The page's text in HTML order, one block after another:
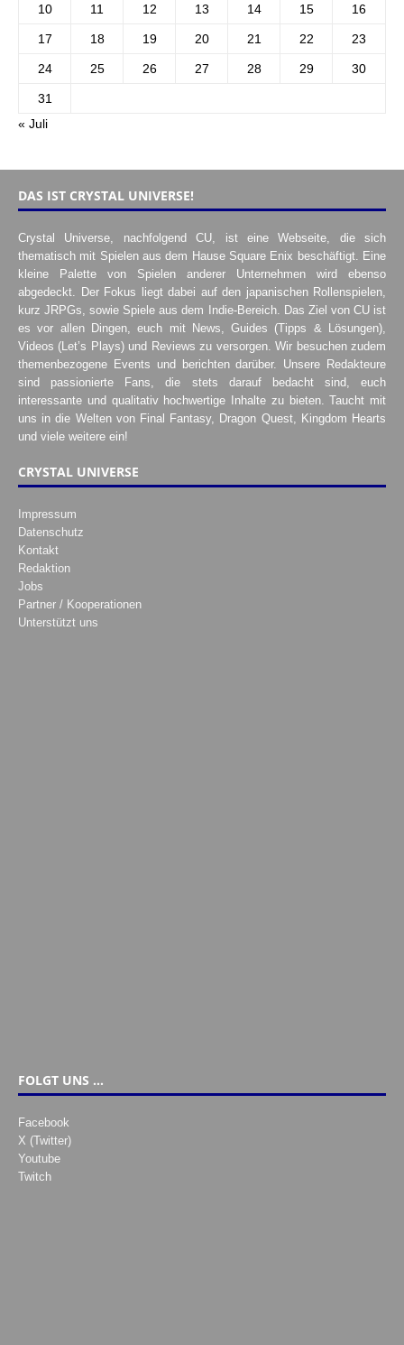
10 11 12 13 14 15 16
17 18 19 20 21 22 23
24 25 26 27 28 29 30
31
« Juli
DAS IST CRYSTAL UNIVERSE!
Crystal Universe, nachfolgend CU, ist eine Webseite, die sich
thematisch mit Spielen aus dem Hause Square Enix beschäftigt. Eine
kleine Palette von Spielen anderer Unternehmen wird ebenso
abgedeckt. Der Fokus liegt dabei auf den japanischen Rollenspielen,
kurz JRPGs, sowie Spiele aus dem Indie-Bereich. Das Ziel von CU ist
es vor allen Dingen, euch mit News, Guides (Tipps & Lösungen),
Videos (Let’s Plays) und Reviews zu versorgen. Wir besuchen zudem
themenbezogene Events und berichten darüber. Unsere Redakteure
sind passionierte Fans, die stets darauf bedacht sind, euch
interessante und qualitativ hochwertige Inhalte zu bieten. Taucht mit
uns in die Welten von Final Fantasy, Dragon Quest, Kingdom Hearts
und viele weitere ein!
CRYSTAL UNIVERSE
Impressum
Datenschutz
Kontakt
Redaktion
Jobs
Partner / Kooperationen
Unterstützt uns
FOLGT UNS …
Facebook
X (Twitter)
Youtube
Twitch